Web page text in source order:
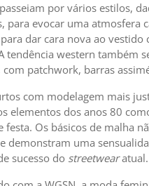
por vários estilos,
para evocar uma atmosfera
dar cara nova ao
tendência western também
com patchwork, barras
com modelagem mais
elementos dos anos 80
festa. Os básicos de malha
demonstram uma
sucesso do streetwearatual.